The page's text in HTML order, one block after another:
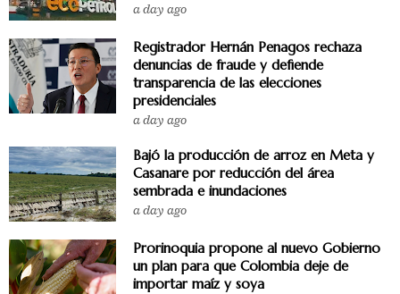
a day ago
Registrador Hernán Penagos rechaza
denuncias de fraude y defiende
transparencia de las elecciones
presidenciales
a day ago
Bajó la producción de arroz en Meta y
Casanare por reducción del área
sembrada e inundaciones
a day ago
Prorinoquia propone al nuevo Gobierno
un plan para que Colombia deje de
importar maíz y soya